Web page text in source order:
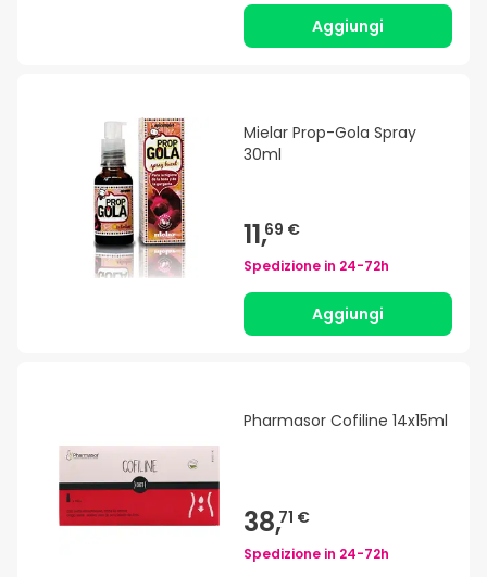
Aggiungi
Mielar Prop-Gola Spray
30ml
11,69 €
Spedizione in 24-72h
Aggiungi
Pharmasor Cofiline 14x15ml
38,71 €
Spedizione in 24-72h